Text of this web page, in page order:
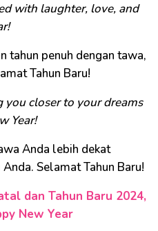
with laughter, love, and
tahun penuh dengan tawa,
Tahun Baru!
you closer to your dreams
Year!
Anda lebih dekat
Selamat Tahun Baru!
dan Tahun Baru 2024,
New Year